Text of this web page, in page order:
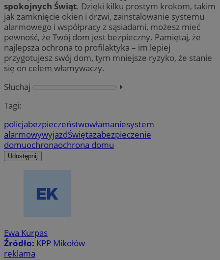
spokojnych Świąt. Dzięki kilku prostym krokom, takim
jak zamknięcie okien i drzwi, zainstalowanie systemu
alarmowego i współpracy z sąsiadami, możesz mieć
pewność, że Twój dom jest bezpieczny. Pamiętaj, że
najlepsza ochrona to profilaktyka – im lepiej
przygotujesz swój dom, tym mniejsze ryzyko, że stanie
się on celem włamywaczy.
Słuchaj
⏵︎
Tagi:
policjabezpieczeństwowłamaniesystem
alarmowywyjazdŚwiętazabezpieczenie
domuochronaochrona domu
Udostępnij
Ewa Kurpas
Źródło: KPP Mikołów
reklama